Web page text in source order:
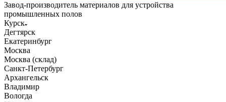
Завод-производитель материалов для устройства
промышленных полов
Курск
Дегтярск
Екатеринбург
Москва
Москва (склад)
Санкт-Петербург
Архангельск
Владимир
Вологда